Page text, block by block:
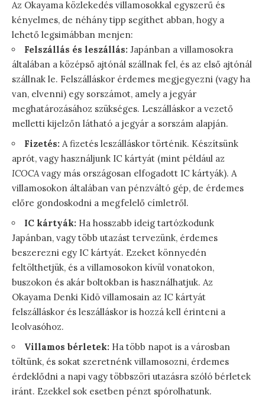
Az Okayama közlekedés villamosokkal egyszerű és
kényelmes, de néhány tipp segíthet abban, hogy a
lehető legsimábban menjen:
Felszállás és leszállás: Japánban a villamosokra
általában a középső ajtónál szállnak fel, és az első ajtónál
szállnak le. Felszálláskor érdemes megjegyezni (vagy ha
van, elvenni) egy sorszámot, amely a jegyár
meghatározásához szükséges. Leszálláskor a vezető
melletti kijelzőn látható a jegyár a sorszám alapján.
Fizetés: A fizetés leszálláskor történik. Készítsünk
aprót, vagy használjunk IC kártyát (mint például az
ICOCAvagy más országosan elfogadott IC kártyák). A
villamosokon általában van pénzváltó gép, de érdemes
előre gondoskodni a megfelelő címletről.
IC kártyák: Ha hosszabb ideig tartózkodunk
Japánban, vagy több utazást tervezünk, érdemes
beszerezni egy IC kártyát. Ezeket könnyedén
feltölthetjük, és a villamosokon kívül vonatokon,
buszokon és akár boltokban is használhatjuk. Az
Okayama Denki Kidō villamosain az IC kártyát
felszálláskor és leszálláskor is hozzá kell érinteni a
leolvasóhoz.
Villamos bérletek: Ha több napot is a városban
töltünk, és sokat szeretnénk villamosozni, érdemes
érdeklődni a napi vagy többszöri utazásra szóló bérletek
iránt. Ezekkel sok esetben pénzt spórolhatunk.